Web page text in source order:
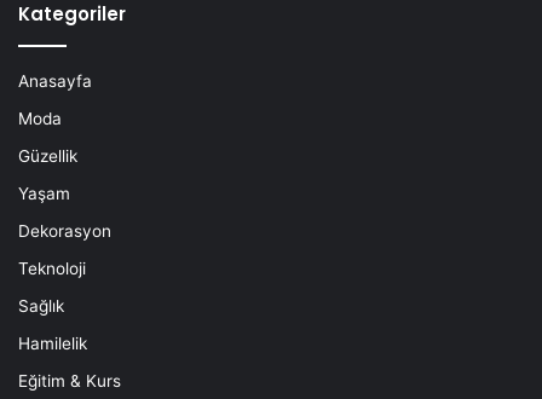
Kategoriler
Anasayfa
Moda
Güzellik
Yaşam
Dekorasyon
Teknoloji
Sağlık
Hamilelik
Eğitim & Kurs